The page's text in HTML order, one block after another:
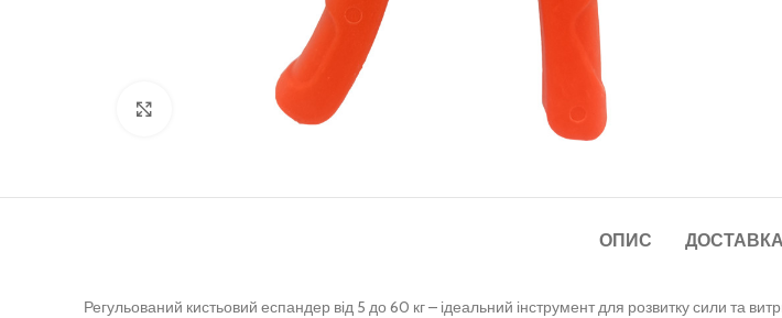
Клацніть, щоб збільшити
ОПИС
Регульований кистьовий еспандер від 5 до 60 кг – ідеальний інструмент для розвитку сили та